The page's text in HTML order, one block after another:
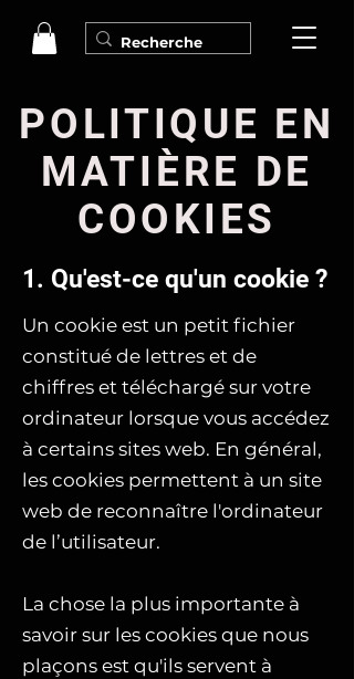
POLITIQUE EN
MATIÈRE DE
COOKIES
1. Qu'est-ce qu'un cookie ?
Un cookie est un petit fichier
constitué de lettres et de
chiffres et téléchargé sur votre
ordinateur lorsque vous accédez
à certains sites web. En général,
les cookies permettent à un site
web de reconnaître l'ordinateur
de l’utilisateur.
La chose la plus importante à
savoir sur les cookies que nous
plaçons est qu'ils servent à